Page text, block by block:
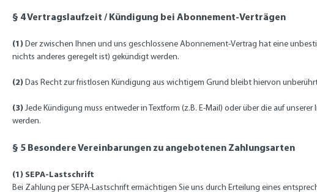
§ 4 Vertragslaufzeit / Kündigung bei Abonnement-Verträgen
(1)Der zwischen Ihnen und uns geschlossene Abonnement-Vertrag hat eine
nichts anderes geregelt ist) gekündigt werden.
(2)Das Recht zur fristlosen Kündigung aus wichtigem Grund bleibt hiervon
(3)Jede Kündigung muss entweder in Textform (z.B. E-Mail) oder über die auf
werden.
§ 5 Besondere Vereinbarungen zu angebotenen Zahlungsarten
(1) SEPA-Lastschrift
Bei Zahlung per SEPA-Lastschrift ermächtigen Sie uns durch Erteilung eines